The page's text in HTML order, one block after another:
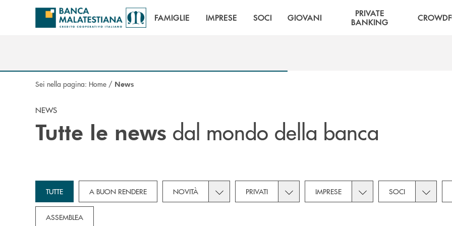
Salta al contenuto principale
FAMIGLIE IMPRESE SOCI GIOVANI
PRIVATE
BANKING
Sei nella pagina: Home / News
NEWS
Tutte le news dal mondo della banca
TUTTE A BUON RENDERE NOVITÀ Toggle subcategories dropdown for Novità
PRIVATI Toggle subcategories dropdown for Privati
IMPRESE Toggle subcategories
SOCI Toggle
ASSEMBLEA